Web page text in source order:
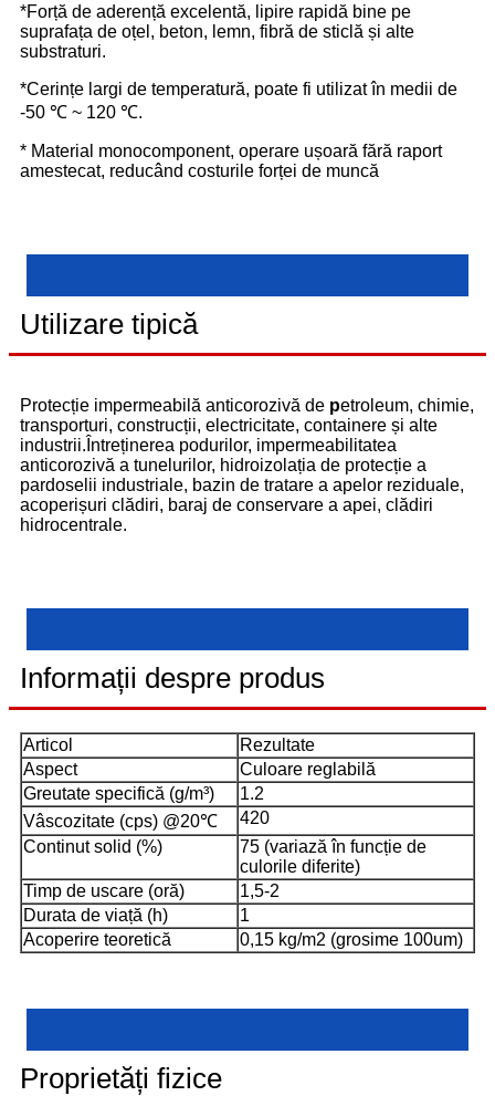
*Forță de aderență excelentă, lipire rapidă bine pe
suprafața de oțel, beton, lemn, fibră de sticlă și alte
substraturi.
*Cerințe largi de temperatură, poate fi utilizat în medii de
-50 ℃ ~ 120 ℃.
* Material monocomponent, operare ușoară fără raport
amestecat, reducând costurile forței de muncă
Utilizare tipică
Protecție impermeabilă anticorozivă de petroleum, chimie,
transporturi, construcții, electricitate, containere și alte
industrii.Întreținerea podurilor, impermeabilitatea
anticorozivă a tunelurilor, hidroizolația de protecție a
pardoselii industriale, bazin de tratare a apelor reziduale,
acoperișuri clădiri, baraj de conservare a apei, clădiri
hidrocentrale.
Informații despre produs
Articol
Rezultate
Aspect
Culoare reglabilă
Greutate specifică (g/m³)
1.2
Vâscozitate (cps) @20℃
420
Continut solid (%)
75 (variază în funcție de
culorile diferite)
Timp de uscare (oră)
1,5-2
Durata de viață (h)
1
Acoperire teoretică
0,15 kg/m2 (grosime 100um)
Proprietăți fizice